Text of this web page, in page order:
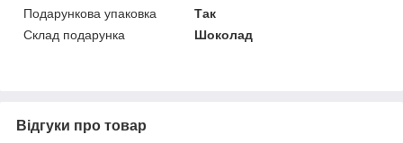
Подарункова упаковка
Так
Склад подарунка
Шоколад
Відгуки про товар